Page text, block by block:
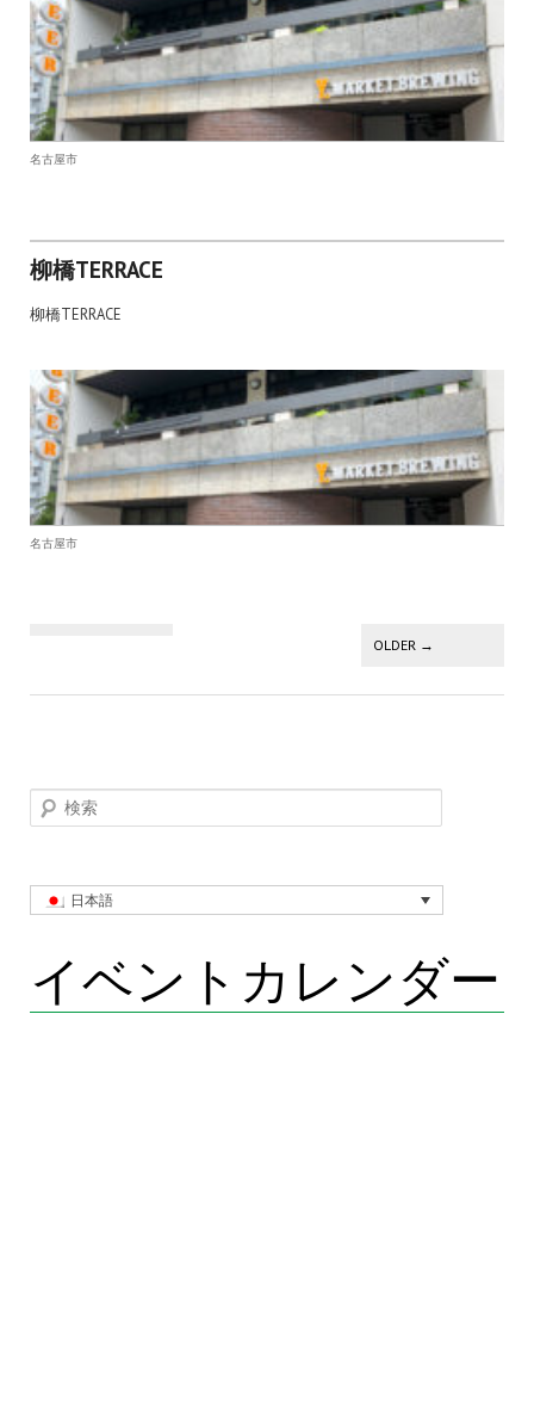
名古屋市
柳橋TERRACE
柳橋TERRACE
名古屋市
OLDER →
検索
日本語
イベントカレンダー